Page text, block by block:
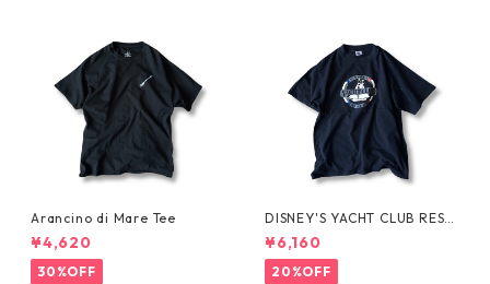
Arancino di Mare Tee
¥4,620
30%OFF
DISNEY'S YACHT CLUB RESO
RT Tee
¥6,160
20%OFF